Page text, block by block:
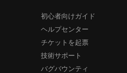
初心者向けガイド
ヘルプセンター
チケットを起票
技術サポート
バグバウンティ